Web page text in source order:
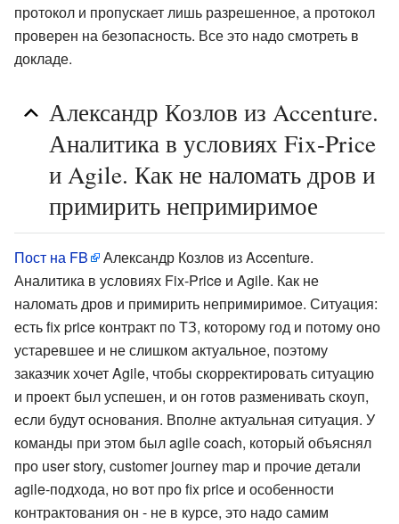
протокол и пропускает лишь разрешенное, а протокол
проверен на безопасность. Все это надо смотреть в
докладе.
Александр Козлов из Accenture.
Аналитика в условиях Fix-Price
и Agile. Как не наломать дров и
примирить непримиримое
Пост на FB
Александр Козлов из Accenture.
Аналитика в условиях Fix-Price и Agile. Как не
наломать дров и примирить непримиримое. Ситуация:
есть fix price контракт по ТЗ, которому год и потому оно
устаревшее и не слишком актуальное, поэтому
заказчик хочет Agile, чтобы скорректировать ситуацию
и проект был успешен, и он готов разменивать скоуп,
если будут основания. Вполне актуальная ситуация. У
команды при этом был agile coach, который объяснял
про user story, customer journey map и прочие детали
agile-подхода, но вот про fix price и особенности
контрактования он - не в курсе, это надо самим